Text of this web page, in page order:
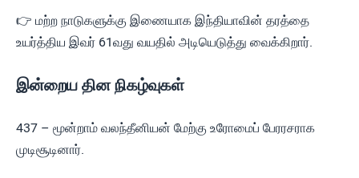
👉 மற்ற நாடுகளுக்கு இணையாக இந்தியாவின் தரத்தை
உயர்த்திய இவர் 61வது வயதில் அடியெடுத்து வைக்கிறார்.
இன்றைய தின நிகழ்வுகள்
437 – மூன்றாம் வலந்தீனியன் மேற்கு உரோமைப் பேரரசராக
முடிசூடினார்.